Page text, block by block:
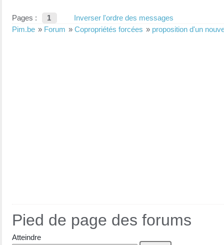
Pages : 1
Inverser l'ordre des messages
Pim.be » Forum » Copropriétés forcées » proposition d'un
Pied de page des forums
Atteindre